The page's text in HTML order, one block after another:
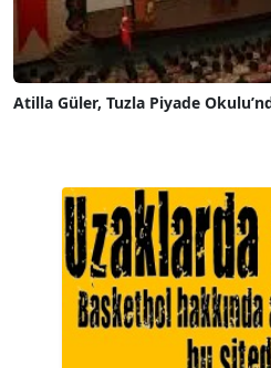
Atilla Güler, Tuzla Piyade